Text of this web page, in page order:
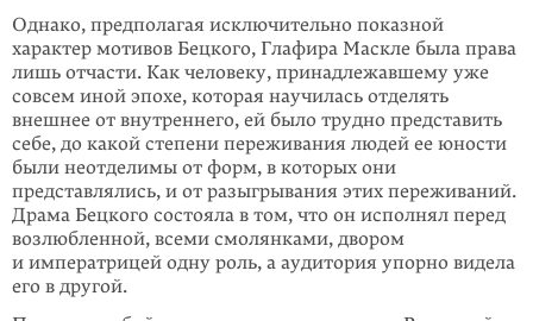
Однако, предполагая исключительно показной
характер мотивов Бецкого, Глафира Маскле была права
лишь отчасти. Как человеку, принадлежавшему уже
совсем иной эпохе, которая научилась отделять
внешнее от внутреннего, ей было трудно представить
себе, до какой степени переживания людей ее юности
были неотделимы от форм, в которых они
представлялись, и от разыгрывания этих переживаний.
Драма Бецкого состояла в том, что он исполнял перед
возлюбленной, всеми смолянками, двором
и императрицей одну роль, а аудитория упорно видела
его в другой.